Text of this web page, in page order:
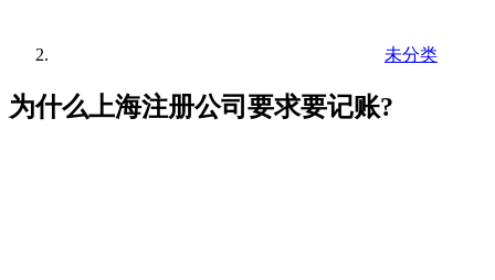
未分类
为什么上海注册公司要求要记账?